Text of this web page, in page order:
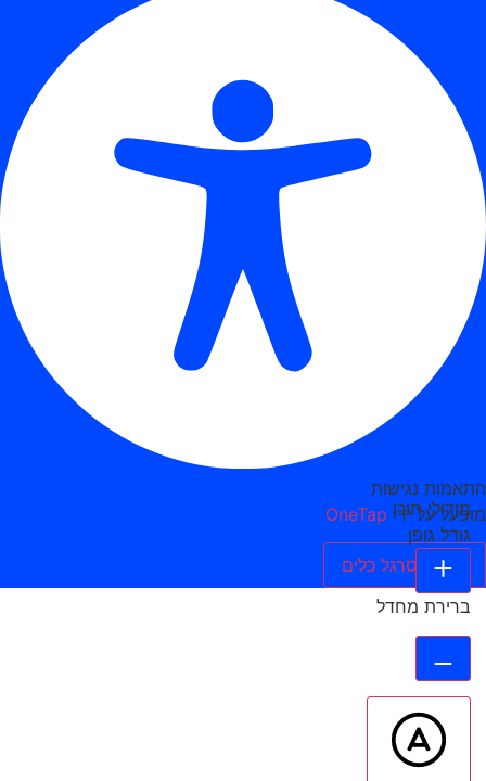
התאמות נגישות
מופעל על ידי OneTap
הסתר סרגל כלים
מודולי תוכן
גודל גופן
ברירת מחדל